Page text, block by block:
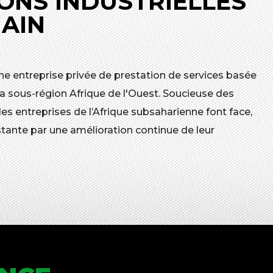
entreprise privée de prestation de services basée
sous-région Afrique de l'Ouest. Soucieuse des
entreprises de l’Afrique subsaharienne font face,
par une amélioration continue de leur